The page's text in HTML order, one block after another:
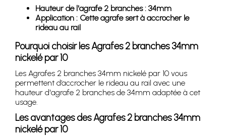
Hauteur de l'agrafe 2 branches : 34mm
Application : Cette agrafe sert à accrocher le
rideau au rail
Pourquoi choisir les Agrafes 2 branches 34mm
nickelé par 10
Les Agrafes 2 branches 34mm nickelé par 10 vous
permettent d’accrocher le rideau au rail avec une
hauteur d'agrafe 2 branches de 34mm adaptée à cet
usage.
Les avantages des Agrafes 2 branches 34mm
nickelé par 10